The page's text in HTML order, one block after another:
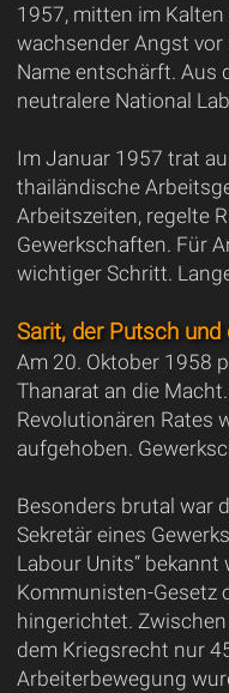
1957, mitten im
wachsender Angst
Name entschärft. Aus
neutralere National
Im Januar 1957 trat
thailändische
Arbeitszeiten, regelte
Gewerkschaften. Für
wichtiger Schritt.
Sarit, der Putsch
Am 20. Oktober 1958
Thanarat an die
Revolutionären Rates
aufgehoben.
Besonders brutal war
Sekretär eines
Labour Units“
Kommunisten-Gesetz
hingerichtet.
dem Kriegsrecht nur
Arbeiterbewegung